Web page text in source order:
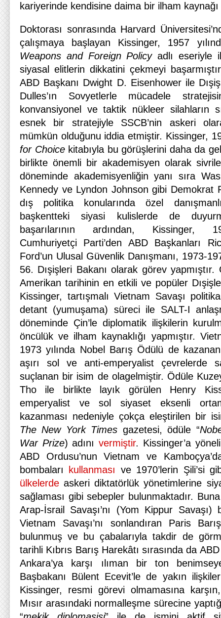
kariyerinde kendisine daima bir ilham kaynağı
Doktorası sonrasında Harvard
çalışmaya başlayan Kissinger, 1957
Weapons and Foreign Policyadlı eseriyle
siyasal elitlerin dikkatini çekmeyi
ABD Başkanı Dwight D. Eisenhower ile
Dulles’ın Sovyetlerle mücadele
konvansiyonel ve taktik nükleer silahların
esnek bir stratejiyle SSCB’nin askeri
mümkün olduğunu iddia etmiştir. Kissinger,
for Choicekitabıyla bu görüşlerini daha da
birlikte önemli bir akademisyen olarak
döneminde akademisyenliğin yanı sıra
Kennedy ve Lyndon Johnson gibi Demokrat
dış politika konularında özel
başkentteki siyasi kulislerde de
başarılarının ardından, Kissinger,
Cumhuriyetçi Parti’den ABD Başkanları
Ford’un Ulusal Güvenlik Danışmanı, 1973-
56. Dışişleri Bakanı olarak görev yapmıştır.
Amerikan tarihinin en etkili ve popüler
Kissinger, tartışmalı Vietnam Savaşı
detant (yumuşama) süreci ile SALT-I
döneminde Çin’le diplomatik ilişkilerin
öncülük ve ilham kaynaklığı yapmıştır.
1973 yılında Nobel Barış Ödülü de
aşırı sol ve anti-emperyalist çevrelerde
suçlanan bir isim de olagelmiştir. Ödüle
Tho ile birlikte layık görülen Henry
emperyalist ve sol siyaset eksenli
kazanması nedeniyle çokça eleştirilen bir
The New York Times gazetesi, ödüle “
War Prize) adınıvermiştir. Kissinger’a
ABD Ordusu’nun Vietnam ve
bombaları
kullanması ve 1970’lerin Şili’si
ülkelerde askeri diktatörlük yönetimlerine
sağlaması gibi sebepler bulunmaktadır.
Arap-İsrail Savaşı’nı (Yom Kippur
Vietnam Savaşı’nı sonlandıran Paris
bulunmuş ve bu çabalarıyla takdir de
tarihli Kıbrıs Barış Harekâtı sırasında da
Ankara’ya karşı ılıman bir ton
Başbakanı Bülent Ecevit’le de yakın
Kissinger, resmi görevi olmamasına
Mısır arasındaki normalleşme sürecine